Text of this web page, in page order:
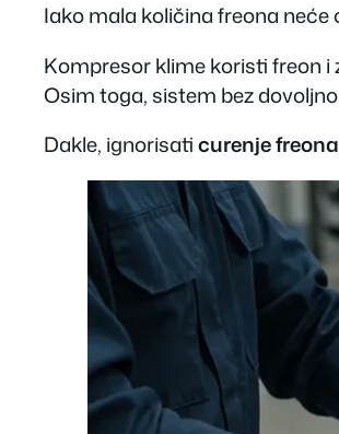
Iako mala količina freona
Kompresor klime koristi freon i
Osim toga, sistem bez
Dakle, ignorisaticurenje freona